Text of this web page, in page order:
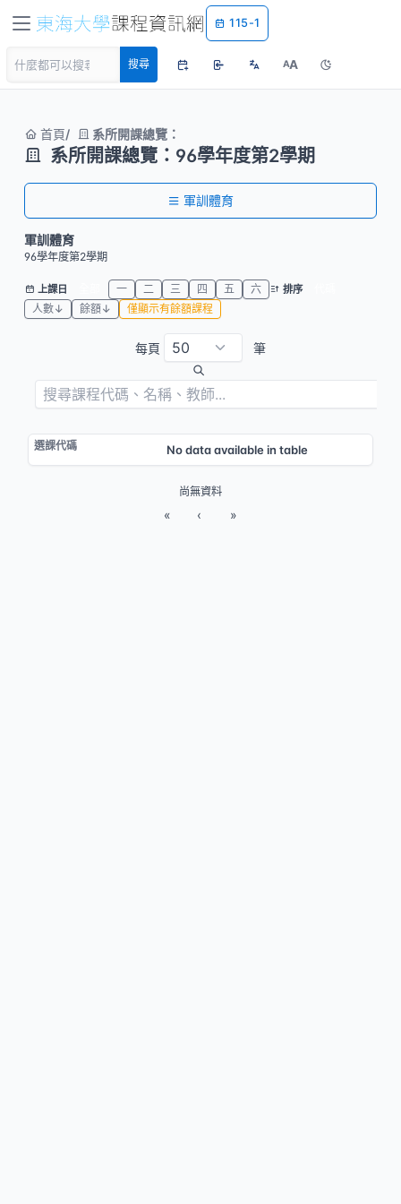
115-1
搜尋 AA
首頁 系所開課總覽：
系所開課總覽：96學年度第2學期
軍訓體育
軍訓體育
96學年度第2學期
上課日 一 二 三 四 五 六 排序
人數↓
餘額↓ 僅顯示有餘額課程
每頁 筆
No data available in table
尚無資料
« ‹ »